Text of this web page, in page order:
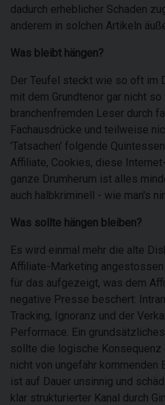
dadurch erheblicher Schaden
anderem in solchen Artikeln
Was bleibt hängen?
Der Teufel steckt wie so oft im
mit dem Grundtenor gar nicht
branchenfremden Leser durch
Fachausdrücke und teilweise
'Tatsachen' folgende
Affiliate, Cookies, diese
ganze Drumherum ist alles
auch halbkriminell - wie man's
Was sollte hängen bleiben?
Es wird einmal mehr die alte
Affiliate-Marketing
für das aufgezeigt, was dem
negative Presse beschert:
Tracking, Ignoranz und der
Performace. Ein
sollte die logische
nicht von ungefähr kommenden
ist auf Dauer unsinnig und
klar strukturierter Kanal durch